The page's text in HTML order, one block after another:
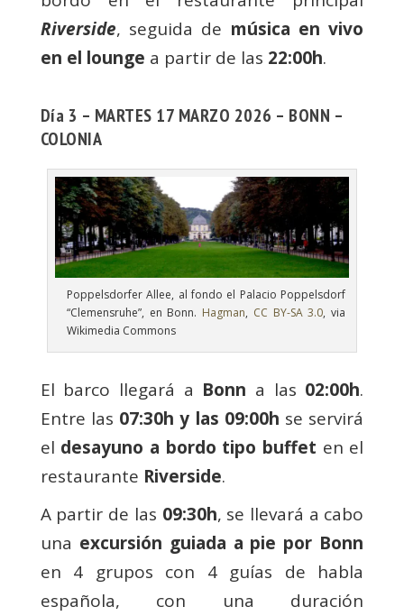
Riverside, seguida de música en vivo
en el lounge a partir de las 22:00h.
Día 3 – MARTES 17 MARZO 2026 – BONN –
COLONIA
Poppelsdorfer Allee, al fondo el Palacio Poppelsdorf
“Clemensruhe”, en Bonn. Hagman, CC BY-SA 3.0, via
Wikimedia Commons
El barco llegará a Bonn a las 02:00h.
Entre las 07:30h y las 09:00h se servirá
el desayuno a bordo tipo buffet en el
restaurante Riverside.
A partir de las 09:30h, se llevará a cabo
una excursión guiada a pie por Bonn
en 4 grupos con 4 guías de habla
española, con una duración